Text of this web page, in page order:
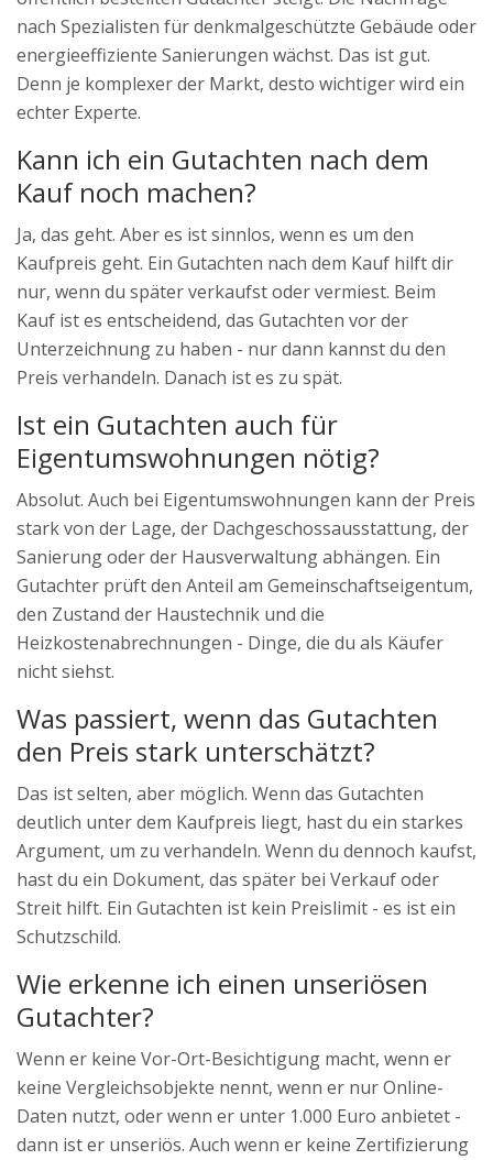
nach Spezialisten für denkmalgeschützte Gebäude oder
energieeffiziente Sanierungen wächst. Das ist gut.
Denn je komplexer der Markt, desto wichtiger wird ein
echter Experte.
Kann ich ein Gutachten nach dem
Kauf noch machen?
Ja, das geht. Aber es ist sinnlos, wenn es um den
Kaufpreis geht. Ein Gutachten nach dem Kauf hilft dir
nur, wenn du später verkaufst oder vermiest. Beim
Kauf ist es entscheidend, das Gutachten vor der
Unterzeichnung zu haben - nur dann kannst du den
Preis verhandeln. Danach ist es zu spät.
Ist ein Gutachten auch für
Eigentumswohnungen nötig?
Absolut. Auch bei Eigentumswohnungen kann der Preis
stark von der Lage, der Dachgeschossausstattung, der
Sanierung oder der Hausverwaltung abhängen. Ein
Gutachter prüft den Anteil am Gemeinschaftseigentum,
den Zustand der Haustechnik und die
Heizkostenabrechnungen - Dinge, die du als Käufer
nicht siehst.
Was passiert, wenn das Gutachten
den Preis stark unterschätzt?
Das ist selten, aber möglich. Wenn das Gutachten
deutlich unter dem Kaufpreis liegt, hast du ein starkes
Argument, um zu verhandeln. Wenn du dennoch kaufst,
hast du ein Dokument, das später bei Verkauf oder
Streit hilft. Ein Gutachten ist kein Preislimit - es ist ein
Schutzschild.
Wie erkenne ich einen unseriösen
Gutachter?
Wenn er keine Vor-Ort-Besichtigung macht, wenn er
keine Vergleichsobjekte nennt, wenn er nur Online-
Daten nutzt, oder wenn er unter 1.000 Euro anbietet -
dann ist er unseriös. Auch wenn er keine Zertifizierung